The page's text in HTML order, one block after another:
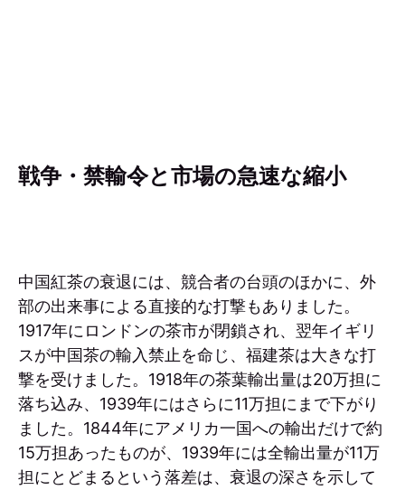
戦争・禁輸令と市場の急速な縮小
中国紅茶の衰退には、競合者の台頭のほかに、外
部の出来事による直接的な打撃もありました。
1917年にロンドンの茶市が閉鎖され、翌年イギリ
スが中国茶の輸入禁止を命じ、福建茶は大きな打
撃を受けました。1918年の茶葉輸出量は20万担に
落ち込み、1939年にはさらに11万担にまで下がり
ました。1844年にアメリカ一国への輸出だけで約
15万担あったものが、1939年には全輸出量が11万
担にとどまるという落差は、衰退の深さを示して